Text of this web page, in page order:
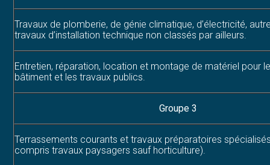
Travaux de plomberie, de génie climatique, d’électricité,
travaux d’installation technique non classés par ailleurs.
Entretien, réparation, location et montage de matériel pour
bâtiment et les travaux publics.
Groupe 3
Terrassements courants et travaux préparatoires
compris travaux paysagers sauf horticulture).